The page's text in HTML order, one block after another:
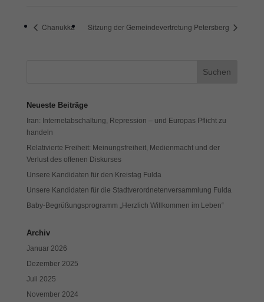
Chanukka Sitzung der Gemeindevertretung Petersberg
Neueste Beiträge
Iran: Internetabschaltung, Repression – und Europas Pflicht zu
handeln
Relativierte Freiheit: Meinungsfreiheit, Medienmacht und der
Verlust des offenen Diskurses
Unsere Kandidaten für den Kreistag Fulda
Unsere Kandidaten für die Stadtverordnetenversammlung Fulda
Baby-Begrüßungsprogramm „Herzlich Willkommen im Leben“
Archiv
Januar 2026
Dezember 2025
Juli 2025
November 2024
Alle akzeptieren Speichern
die einwandfreie Funktion der Website erforderlich.
Cookie-Informationen anzeigen
Externe Medien (7)
Inhalte von Videoplattformen und Social-Media-Plattformen werden
standardmäßig blockiert. Wenn Cookies von externen Medien akzeptiert
werden, bedarf der Zugriff auf diese Inhalte keiner manuellen Einwilligung